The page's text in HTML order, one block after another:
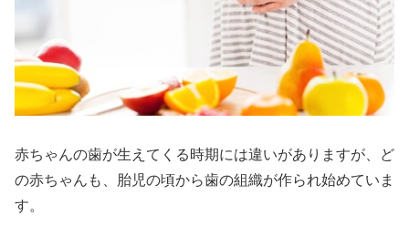
赤ちゃんの歯が生えてくる時期には違いがありますが、ど
の赤ちゃんも、胎児の頃から歯の組織が作られ始めていま
す。